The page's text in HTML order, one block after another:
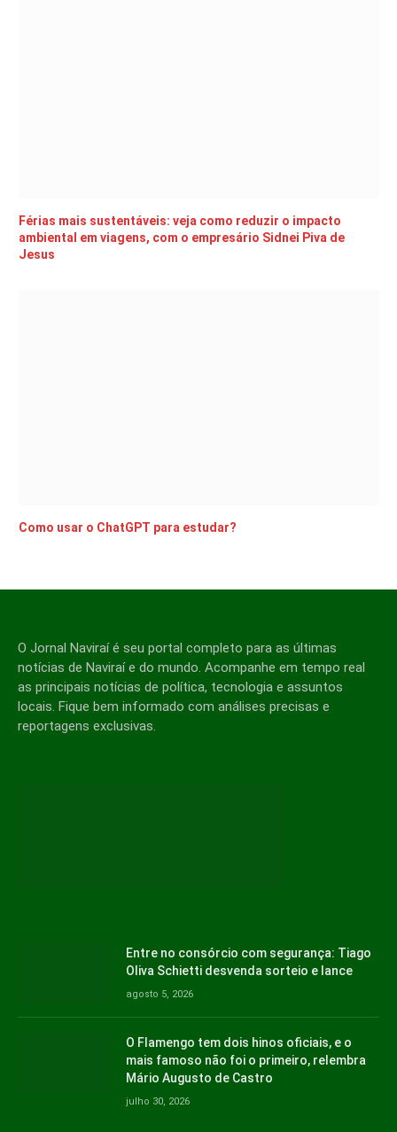
Férias mais sustentáveis: veja como reduzir o impacto
ambiental em viagens, com o empresário Sidnei Piva de
Jesus
Como usar o ChatGPT para estudar?
O Jornal Naviraí é seu portal completo para as últimas
notícias de Naviraí e do mundo. Acompanhe em tempo real
as principais notícias de política, tecnologia e assuntos
locais. Fique bem informado com análises precisas e
reportagens exclusivas.
Entre no consórcio com segurança: Tiago
Oliva Schietti desvenda sorteio e lance
agosto 5, 2026
O Flamengo tem dois hinos oficiais, e o
mais famoso não foi o primeiro, relembra
Mário Augusto de Castro
julho 30, 2026